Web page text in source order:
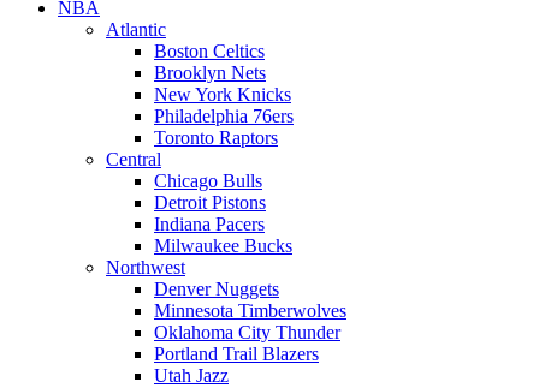
NBA
Atlantic
Boston Celtics
Brooklyn Nets
New York Knicks
Philadelphia 76ers
Toronto Raptors
Central
Chicago Bulls
Detroit Pistons
Indiana Pacers
Milwaukee Bucks
Northwest
Denver Nuggets
Minnesota Timberwolves
Oklahoma City Thunder
Portland Trail Blazers
Utah Jazz